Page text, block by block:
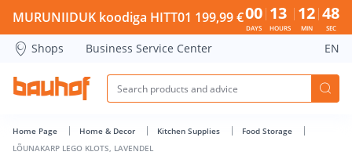
LÕUNAKARP LEGO KLOTS, LAVENDEL - Bauhof has loaded
MURUNIIDUK koodiga HITT01 199,99 €00
DAYS
13
HOURS
12
MIN
48
SEC
Shops Business Service Center EN
Home Page Home & Decor Kitchen Supplies
Food Storage
LÕUNAKARP LEGO KLOTS, LAVENDEL